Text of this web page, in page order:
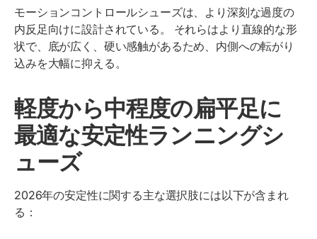
モーションコントロールシューズは、より深刻な過度の
内反足向けに設計されている。 それらはより直線的な形
状で、底が広く、硬い感触があるため、内側への転がり
込みを大幅に抑える。
軽度から中程度の扁平足に
最適な安定性ランニングシ
ューズ
2026年の安定性に関する主な選択肢には以下が含まれ
る：